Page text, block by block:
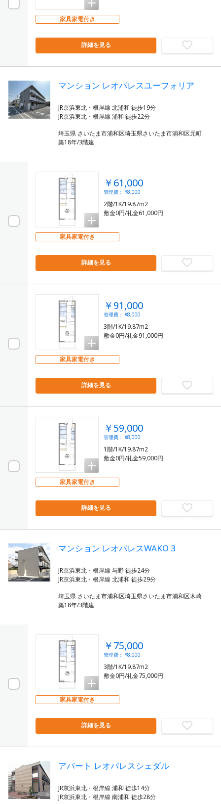
家具家電付き
詳細を見る
マンション レオパレスユーフォリア
JR京浜東北・根岸線 北浦和 徒歩19分
埼玉県 さいたま市浦和区埼玉県さいたま市浦和区元町
築18年/3階建
￥61,000
管理費： ¥8,000
2階/1K/19.87m2
敷金0円/礼金61,000円
家具家電付き
詳細を見る
￥91,000
管理費： ¥8,000
3階/1K/19.87m2
敷金0円/礼金91,000円
家具家電付き
詳細を見る
￥59,000
管理費： ¥8,000
1階/1K/19.87m2
敷金0円/礼金59,000円
家具家電付き
詳細を見る
マンション レオパレスWAKO 3
JR京浜東北・根岸線 与野 徒歩24分
埼玉県 さいたま市浦和区埼玉県さいたま市浦和区木崎
築18年/3階建
￥75,000
管理費： ¥8,000
3階/1K/19.87m2
敷金0円/礼金75,000円
家具家電付き
詳細を見る
アパート レオパレスシェダル
JR京浜東北・根岸線 浦和 徒歩14分